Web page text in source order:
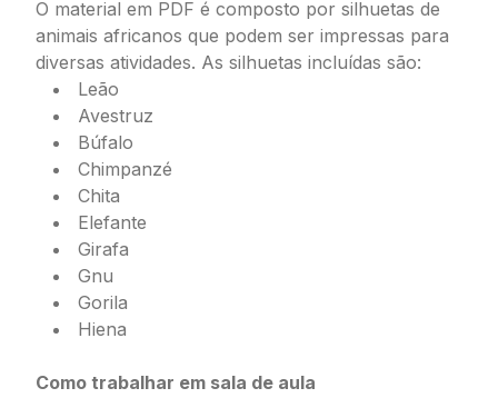
O material em PDF é composto por silhuetas de
animais africanos que podem ser impressas para
diversas atividades. As silhuetas incluídas são:
Leão
Avestruz
Búfalo
Chimpanzé
Chita
Elefante
Girafa
Gnu
Gorila
Hiena
Como trabalhar em sala de aula